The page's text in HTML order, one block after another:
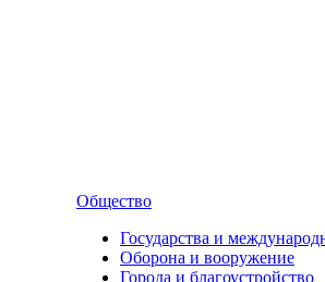
Общество
Государства и
Оборона и вооружение
Города и благоустройство